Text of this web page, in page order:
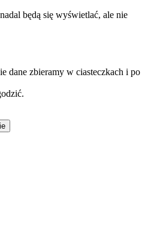
będą się wyświetlać, ale nie
dane zbieramy w ciasteczkach i po